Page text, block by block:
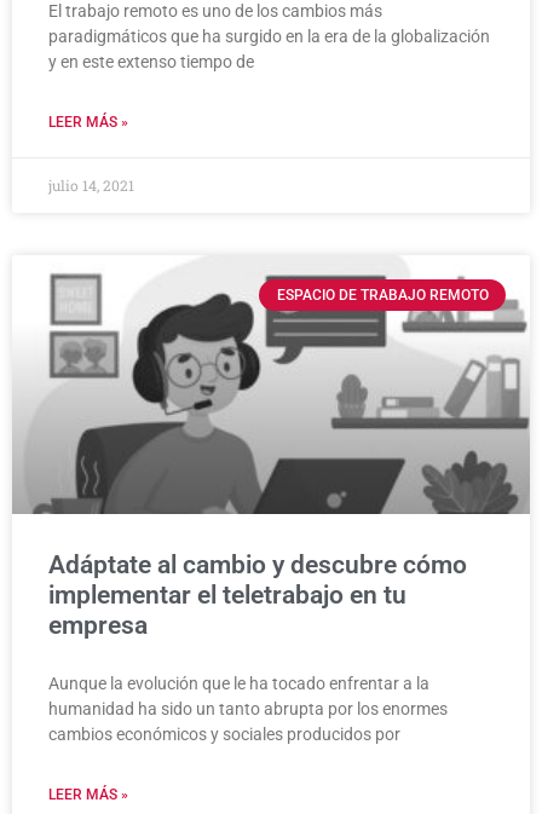
El trabajo remoto es uno de los cambios más
paradigmáticos que ha surgido en la era de la globalización
y en este extenso tiempo de
LEER MÁS »
julio 14, 2021
ESPACIO DE TRABAJO REMOTO
Adáptate al cambio y descubre cómo
implementar el teletrabajo en tu
empresa
Aunque la evolución que le ha tocado enfrentar a la
humanidad ha sido un tanto abrupta por los enormes
cambios económicos y sociales producidos por
LEER MÁS »